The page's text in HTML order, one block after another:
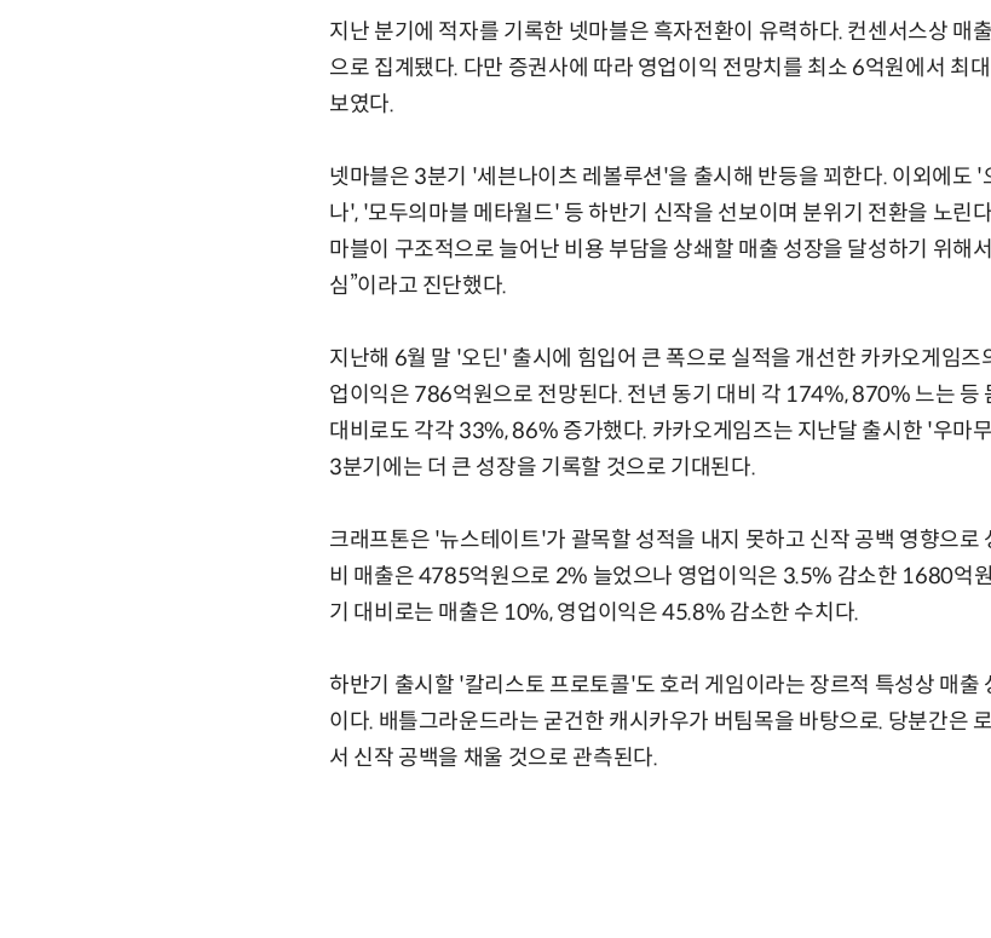
지난 분기에 적자를 기록한 넷마블은 흑자전환이 유력하다. 컨센서스상 매
으로 집계됐다. 다만 증권사에 따라 영업이익 전망치를 최소 6억원에서 최
보였다.
넷마블은 3분기 '세븐나이츠 레볼루션'을 출시해 반등을 꾀한다. 이외에도 '
나', '모두의마블 메타월드' 등 하반기 신작을 선보이며 분위기 전환을 노린
마블이 구조적으로 늘어난 비용 부담을 상쇄할 매출 성장을 달성하기 위해
심”이라고 진단했다.
지난해 6월 말 '오딘' 출시에 힘입어 큰 폭으로 실적을 개선한 카카오게임
업이익은 786억원으로 전망된다. 전년 동기 대비 각 174%, 870% 느는 등
대비로도 각각 33%, 86% 증가했다. 카카오게임즈는 지난달 출시한 '우마
3분기에는 더 큰 성장을 기록할 것으로 기대된다.
크래프톤은 '뉴스테이트'가 괄목할 성적을 내지 못하고 신작 공백 영향으로
비 매출은 4785억원으로 2% 늘었으나 영업이익은 3.5% 감소한 1680억
기 대비로는 매출은 10%, 영업이익은 45.8% 감소한 수치다.
하반기 출시할 '칼리스토 프로토콜'도 호러 게임이라는 장르적 특성상 매출
이다. 배틀그라운드라는 굳건한 캐시카우가 버팀목을 바탕으로. 당분간은
서 신작 공백을 채울 것으로 관측된다.